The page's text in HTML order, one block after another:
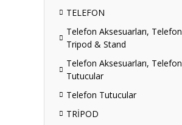
TELEFON
Telefon Aksesuarları, Telefon
Tripod & Stand
Telefon Aksesuarları, Telefon
Tutucular
Telefon Tutucular
TRİPOD